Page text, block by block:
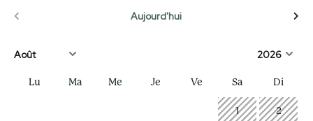
Aujourd'hui
Lu Ma Me Je Ve Sa Di
1 2